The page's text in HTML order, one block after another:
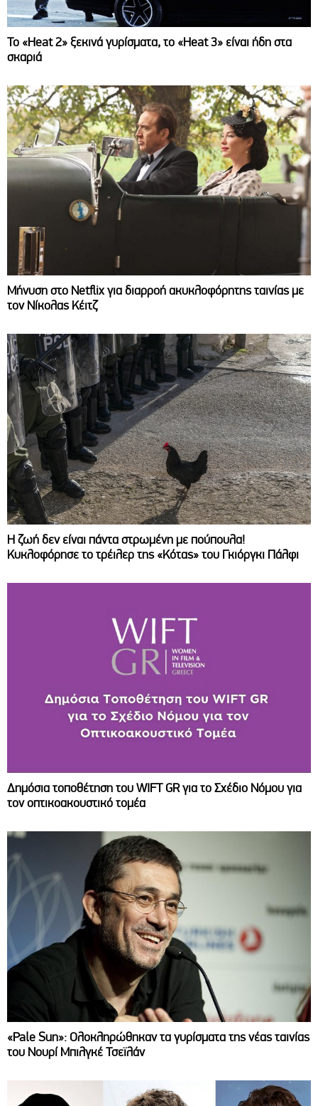
Το «Heat 2» ξεκινά γυρίσματα, το «Heat 3» είναι ήδη στα
σκαριά
Μήνυση στο Netflix για διαρροή ακυκλοφόρητης ταινίας με
τον Νίκολας Κέιτζ
Η ζωή δεν είναι πάντα στρωμένη με πούπουλα!
Κυκλοφόρησε το τρέιλερ της «Κότας» του Γκιόργκι Πάλφι
Δημόσια τοποθέτηση του WIFT GR για το Σχέδιο Νόμου για
τον οπτικοακουστικό τομέα
«Pale Sun»: Ολοκληρώθηκαν τα γυρίσματα της νέας ταινίας
του Νουρί Μπιλγκέ Τσεϊλάν